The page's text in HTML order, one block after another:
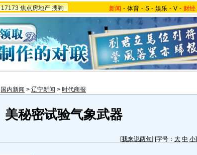
17173 焦点房地产 搜狗 新闻 - 体育 - S - 娱乐 - V - 财经
国内新闻 > 辽宁新闻 > 时代商报
美秘密试验气象武器
[我来说两句] [字号： 大 中 小]